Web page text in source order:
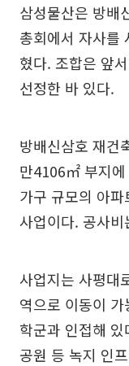
삼성물산은 방배
총회에서 자사를
혔다. 조합은 앞
선정한 바 있다.
방배신삼호 재건
만4106㎡ 부지
가구 규모의 아
사업이다. 공사
사업지는 사평대
역으로 이동이
학군과 인접해
공원 등 녹지 인